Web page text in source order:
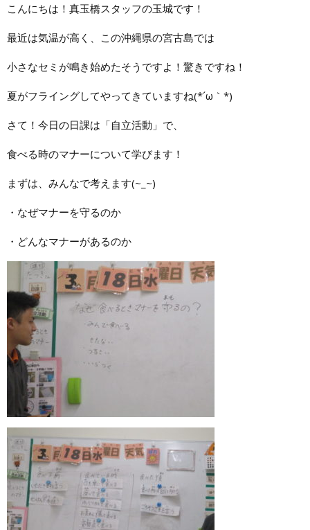
こんにちは！真玉橋スタッフの玉城です！
最近は気温が高く、この沖縄県の宮古島では
小さなセミが鳴き始めたそうですよ！驚きですね！
夏がフライングしてやってきていますね(*´ω｀*)
さて！今日の日課は「自立活動」で、
食べる時のマナーについて学びます！
まずは、みんなで考えます(~_~)
・なぜマナーを守るのか
・どんなマナーがあるのか